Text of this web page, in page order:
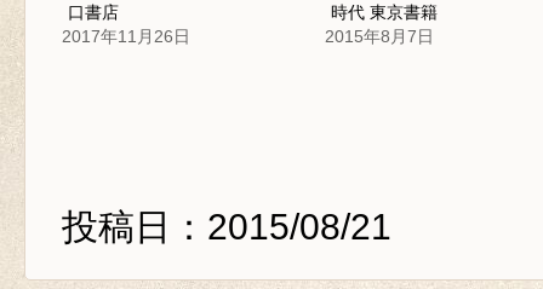
口書店
2017年11月26日
時代 東京書籍
2015年8月7日
投稿日：2015/08/21